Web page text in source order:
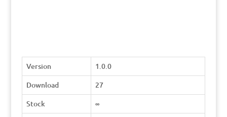
Version
1.0.0
Download
27
Stock
∞